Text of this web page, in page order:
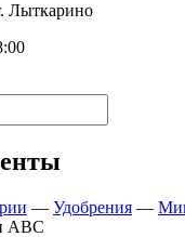
Лыткарино
— Удобрения —
ABC